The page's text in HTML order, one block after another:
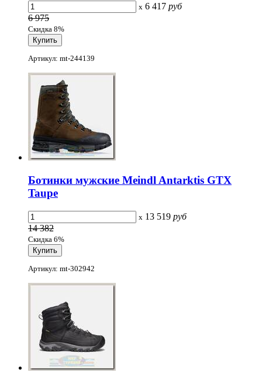
x 6 417 руб
6 975
Скидка 8%
Артикул: mt-244139
Ботинки мужские Meindl Antarktis GTX
Taupe
x 13 519 руб
14 382
Скидка 6%
Артикул: mt-302942